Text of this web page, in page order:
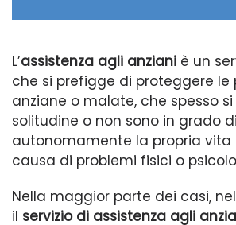
o
L’assistenza agli anziani è un
che si prefigge di proteggere le
anziane o malate, che spesso
solitudine o non sono in grado
autonomamente la propria
causa di problemi fisici o
Nella maggior parte dei casi,
il servizio di assistenza agli